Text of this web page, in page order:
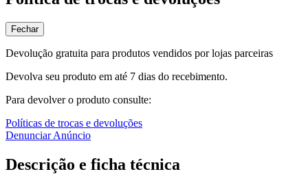
Fechar
Devolução gratuita para produtos vendidos por lojas parceiras
Devolva seu produto em até 7 dias do recebimento.
Para devolver o produto consulte:
Políticas de trocas e devoluções
Denunciar Anúncio
Descrição e ficha técnica